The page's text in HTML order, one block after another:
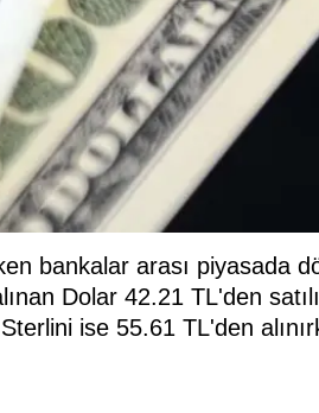
bankalar arası piyasada
Dolar 42.21 TL'den
ise 55.61 TL'den